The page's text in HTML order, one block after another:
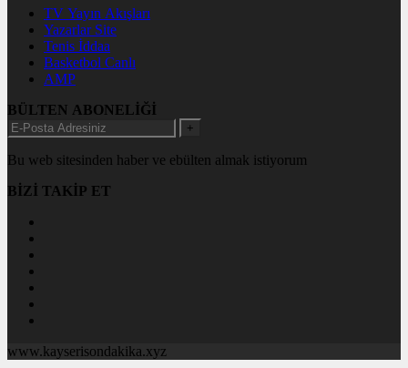
TV Yayın Akışları
Yazarlar Site
Tenis İddaa
Basketbol Canlı
AMP
BÜLTEN ABONELİĞİ
+
Bu web sitesinden haber ve ebülten almak istiyorum
BİZİ TAKİP ET
www.kayserisondakika.xyz